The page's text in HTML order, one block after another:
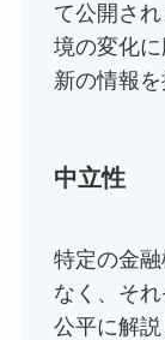
て公開さ
境の変化
新の情報を
中立性
特定の金
なく、そ
公平に解